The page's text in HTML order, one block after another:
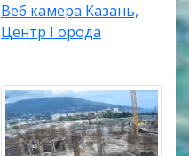
Веб камера Казань,
Центр Города